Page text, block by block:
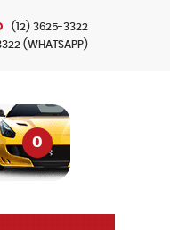
(12) 3625-3322
(WHATSAPP)
0